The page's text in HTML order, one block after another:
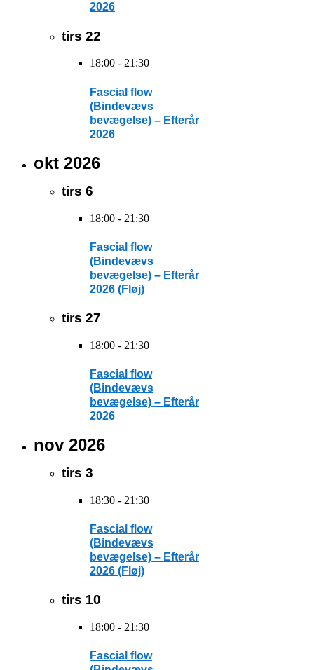
2026
tirs 22
18:00 - 21:30
Fascial flow
(Bindevævs
bevægelse) – Efterår
2026
okt 2026
tirs 6
18:00 - 21:30
Fascial flow
(Bindevævs
bevægelse) – Efterår
2026 (Fløj)
tirs 27
18:00 - 21:30
Fascial flow
(Bindevævs
bevægelse) – Efterår
2026
nov 2026
tirs 3
18:30 - 21:30
Fascial flow
(Bindevævs
bevægelse) – Efterår
2026 (Fløj)
tirs 10
18:00 - 21:30
Fascial flow